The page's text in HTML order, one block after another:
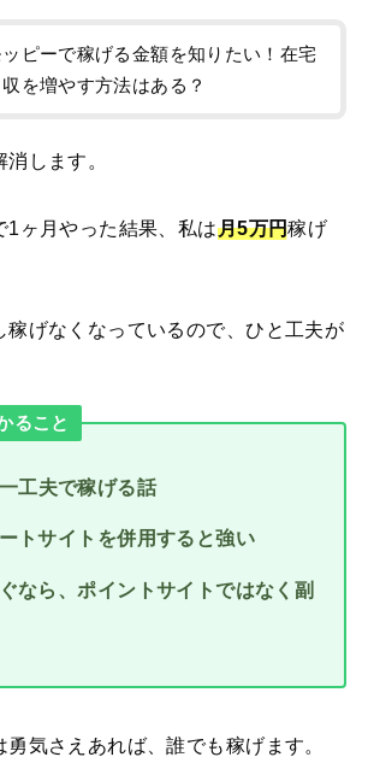
ッピーで稼げる金額を知りたい！在宅
収を増やす方法はある？
します。
1ヶ月やった結果、私は月5万円稼げ
稼げなくなっているので、ひと工夫が
ること
工夫で稼げる話
トサイトを併用すると強い
なら、ポイントサイトではなく副
気さえあれば、誰でも稼げます。